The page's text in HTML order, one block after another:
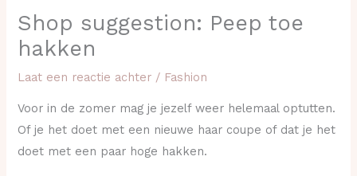
Shop suggestion: Peep toe
hakken
Laat een reactie achter / Fashion
Voor in de zomer mag je jezelf weer helemaal optutten.
Of je het doet met een nieuwe haar coupe of dat je het
doet met een paar hoge hakken.